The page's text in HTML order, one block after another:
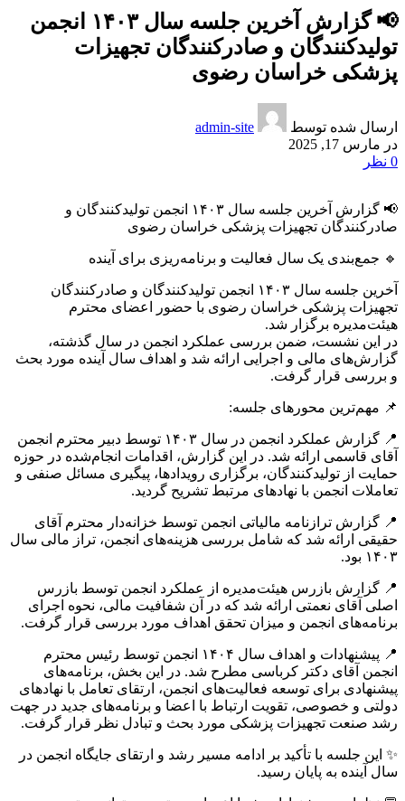
📢 گزارش آخرین جلسه سال ۱۴۰۳ انجمن
تولیدکنندگان و صادرکنندگان تجهیزات
پزشکی خراسان رضوی
ارسال شده توسط
admin-site
در مارس 17, 2025
0 نظر
📢 گزارش آخرین جلسه سال ۱۴۰۳ انجمن تولیدکنندگان و
صادرکنندگان تجهیزات پزشکی خراسان رضوی
🔹 جمع‌بندی یک سال فعالیت و برنامه‌ریزی برای آینده
آخرین جلسه سال ۱۴۰۳ انجمن تولیدکنندگان و صادرکنندگان
تجهیزات پزشکی خراسان رضوی با حضور اعضای محترم
هیئت‌مدیره برگزار شد.
در این نشست، ضمن بررسی عملکرد انجمن در سال گذشته،
گزارش‌های مالی و اجرایی ارائه شد و اهداف سال آینده مورد بحث
و بررسی قرار گرفت.
📌 مهم‌ترین محورهای جلسه:
📍 گزارش عملکرد انجمن در سال ۱۴۰۳ توسط دبیر محترم انجمن
آقای قاسمی ارائه شد. در این گزارش، اقدامات انجام‌شده در حوزه
حمایت از تولیدکنندگان، برگزاری رویدادها، پیگیری مسائل صنفی و
تعاملات انجمن با نهادهای مرتبط تشریح گردید.
📍 گزارش ترازنامه مالیاتی انجمن توسط خزانه‌دار محترم آقای
حقیقی ارائه شد که شامل بررسی هزینه‌های انجمن، تراز مالی سال
۱۴۰۳ بود.
📍 گزارش بازرس هیئت‌مدیره از عملکرد انجمن توسط بازرس
اصلی آقای نعمتی ارائه شد که در آن شفافیت مالی، نحوه اجرای
برنامه‌های انجمن و میزان تحقق اهداف مورد بررسی قرار گرفت.
📍 پیشنهادات و اهداف سال ۱۴۰۴ انجمن توسط رئیس محترم
انجمن آقای دکتر کرباسی مطرح شد. در این بخش، برنامه‌های
پیشنهادی برای توسعه فعالیت‌های انجمن، ارتقای تعامل با نهادهای
دولتی و خصوصی، تقویت ارتباط با اعضا و برنامه‌های جدید در جهت
رشد صنعت تجهیزات پزشکی مورد بحث و تبادل نظر قرار گرفت.
✨ این جلسه با تأکید بر ادامه مسیر رشد و ارتقای جایگاه انجمن در
سال آینده به پایان رسید.